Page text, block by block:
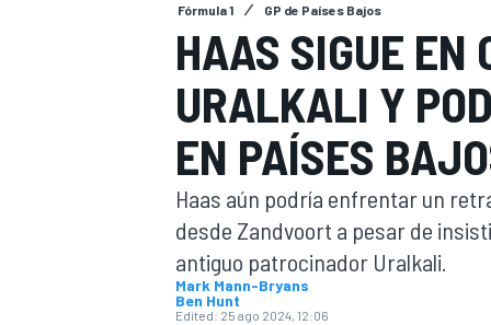
FÓRMULA E MOTO
NASCARINDYCAR
Fórmula 1 GP de Países Bajos
HAAS SIGUE EN
URALKALI Y
EN PAÍSES
Haas aún podría enfrentar un
desde Zandvoort a pesar de
antiguo patrocinador Uralkali.
Mark Mann-Bryans
Ben Hunt
Edited: 25 ago 2024, 12:06